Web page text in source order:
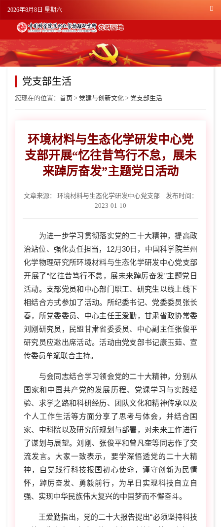
2026年8月8日 星期六
党支部生活
您现在的位置： 首页 > 党建与创新文化 > 党支部生活
环境材料与生态化学研发中心党
支部开展“忆往昔笃行不怠，展未
来踔厉奋发”主题党日活动
文章来源： 环境材料与生态化学研发中心党支部
发布时间：
2023-01-10
为进一步学习贯彻落实党的二十大精神，提高政
治站位、强化责任担当， 12月30日，中国科学院兰州
化学物理研究所环境材料与生态化学研发中心党支部
开展了“忆往昔笃行不怠，展未来踔厉奋发”主题党日
活动。支部党员和中心部门职工、研究生以线上线下
相结合方式参加了活动。所纪委书记、党委委员张长
春，所党委委员、中心主任王爱勤，甘肃省政协常委
刘刚研究员，民盟甘肃省委委员、中心副主任张俊平
研究员应邀出席活动。活动由党支部书记康玉茹、宣
传委员牟斌联合主持。
与会同志结合学习领会党的二十大精神，分别从
国家和中国共产党的发展历程、党课学习与实践经
验、求学之路和科研经历、团队文化和精神传承以及
个人工作生活等方面分享了思考与体会，并结合国
家、中科院以及研究所规划与部署，对未来工作进行
了谋划与展望。刘刚、张俊平和曾凡奎等同志作了交
流发言。大家一致表示，要学深悟透党的二十大精
神，自觉践行科技报国初心使命，谨守创新为民情
怀，踔厉奋发、勇毅前行，为早日实现科技自立自
强、实现中华民族伟大复兴的中国梦而不懈奋斗。
王爱勤指出，党的二十大报告提出“必须坚持科技